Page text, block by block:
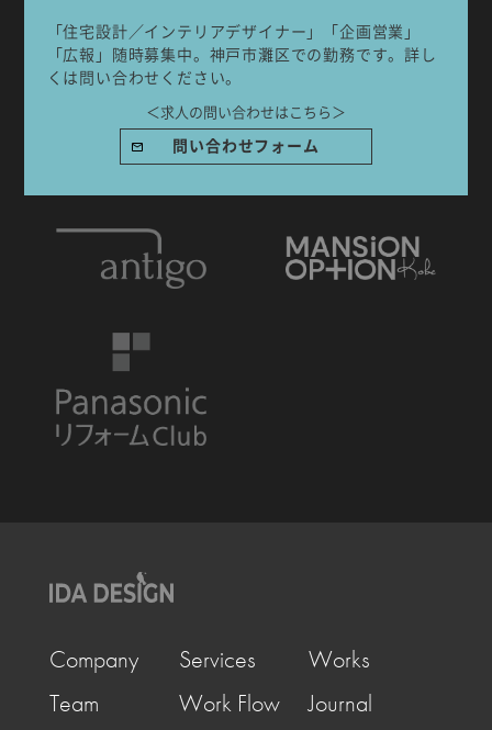
「住宅設計／インテリアデザイナー」「企画営業」
「広報」随時募集中。神戸市灘区での勤務です。詳し
くは問い合わせください。
＜求人の問い合わせはこちら＞
問い合わせフォーム
Company Services
Works
Team
Work Flow Journal